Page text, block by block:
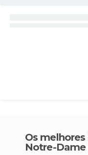
Os melhores hotéis perto de Igreja
Notre-Dame